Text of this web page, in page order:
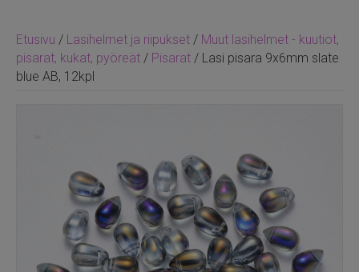
Etusivu / Lasihelmet ja riipukset / Muut lasihelmet - kuutiot,
pisarat, kukat, pyöreät / Pisarat / Lasi pisara 9x6mm slate
blue AB, 12kpl